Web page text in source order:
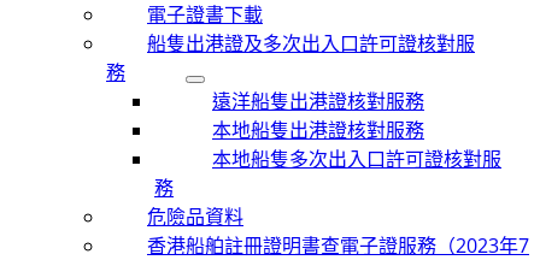
電子證書下載
船隻出港證及多次出入口許可證核對服
務
遠洋船隻出港證核對服務
本地船隻出港證核對服務
本地船隻多次出入口許可證核對服
務
危險品資料
香港船舶註冊證明書查電子證服務（2023年7